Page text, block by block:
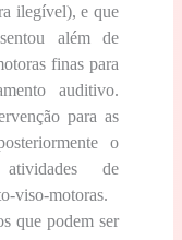
ilegível), e que
além de
finas para
auditivo.
para as
o
de
viso-motoras.
que podem ser